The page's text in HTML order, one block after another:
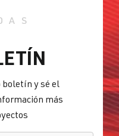
boletín y sé el
más